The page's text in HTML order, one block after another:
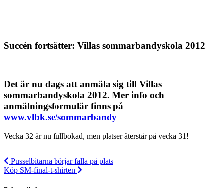
Succén fortsätter: Villas sommarbandyskola 2012
Det är nu dags att anmäla sig till Villas
sommarbandyskola 2012. Mer info och
anmälningsformulär finns på
www.vlbk.se/sommarbandy
Vecka 32 är nu fullbokad, men platser återstår på vecka 31!
Pusselbitarna börjar falla på plats
Köp SM-final-t-shirten